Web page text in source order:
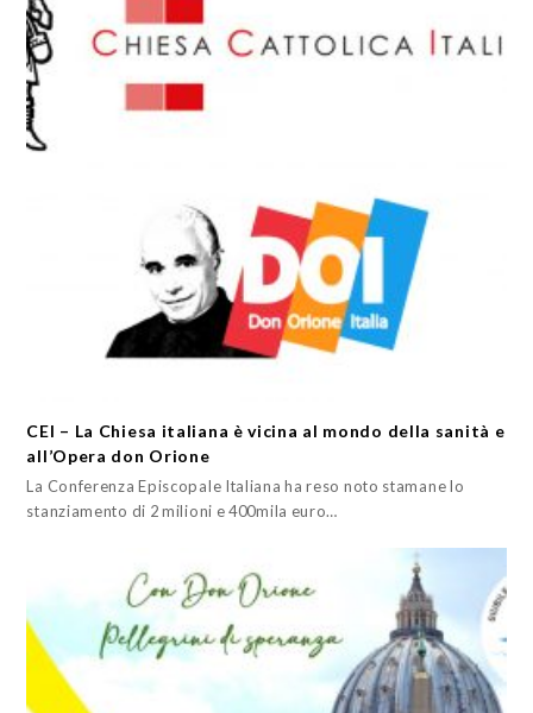
CEI – La Chiesa italiana è vicina al mondo della sanità e
all’Opera don Orione
La Conferenza Episcopale Italiana ha reso noto stamane lo
stanziamento di 2 milioni e 400mila euro…